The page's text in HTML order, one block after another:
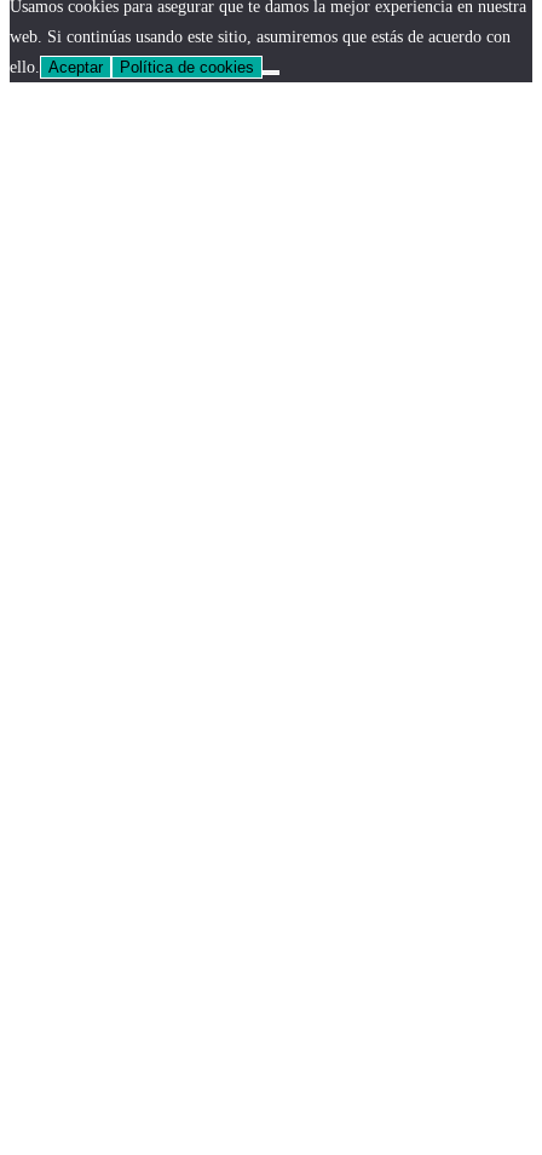
Usamos cookies para asegurar que te damos la mejor experiencia en nuestra
web. Si continúas usando este sitio, asumiremos que estás de acuerdo con
ello.
Aceptar Política de cookies